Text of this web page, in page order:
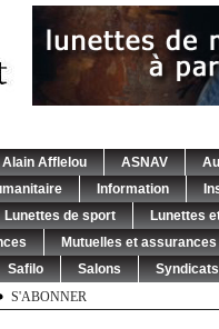
Alain Afflelou ASNAV
Information
Lunettes de sport
Lunettes
Mutuelles et
Safilo Salons
Syndicats
S'ABONNER